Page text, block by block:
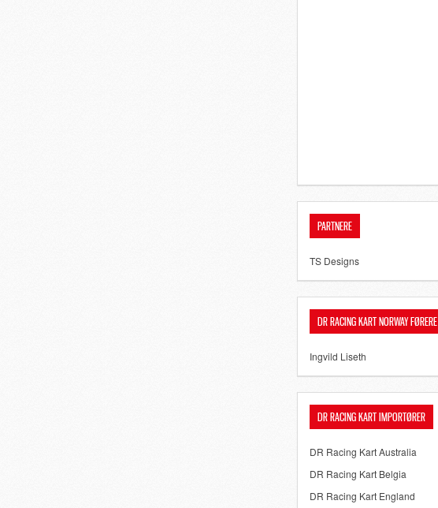
PARTNERE
TS Designs
DR RACING KART NORWAY FØRERE
Ingvild Liseth
DR RACING KART IMPORTØRER
DR Racing Kart Australia
DR Racing Kart Belgia
DR Racing Kart England